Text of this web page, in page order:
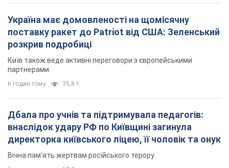
директорка київського ліцею, її чоловік та онук
Вічна пам'ять жертвам російського терору
6 годин тому 17,8 т.